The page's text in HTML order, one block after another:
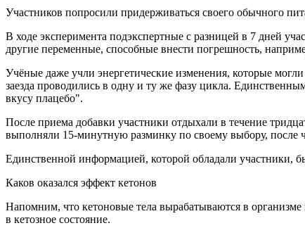
Участников попросили придерживаться своего обычного
В ходе эксперимента подэкспертные с разницей в 7 дней
другие переменные, способные внести погрешность,
Учёные даже учли энергетические изменения, которые
заезда проводились в одну и ту же фазу цикла.
вкусу плацебо".
После приема добавки участники отдыхали в течение
выполняли 15-минутную разминку по своему выбору, после
Единственной информацией, которой обладали участники,
Каков оказался эффект кетонов
Напомним, что кетоновые тела вырабатываются в
в кетозное состояние.